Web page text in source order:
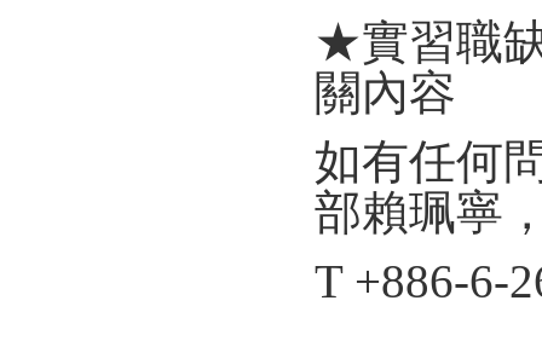
★實習職
關內容
如有任何
部賴珮寧
T +886-6-